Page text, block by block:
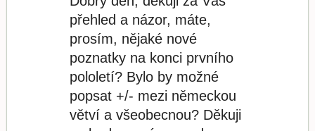
přehled a názor, máte,
prosím, nějaké nové
poznatky na konci prvního
pololetí? Bylo by možné
popsat +/- mezi německou
větví a všeobecnou? Děkuji